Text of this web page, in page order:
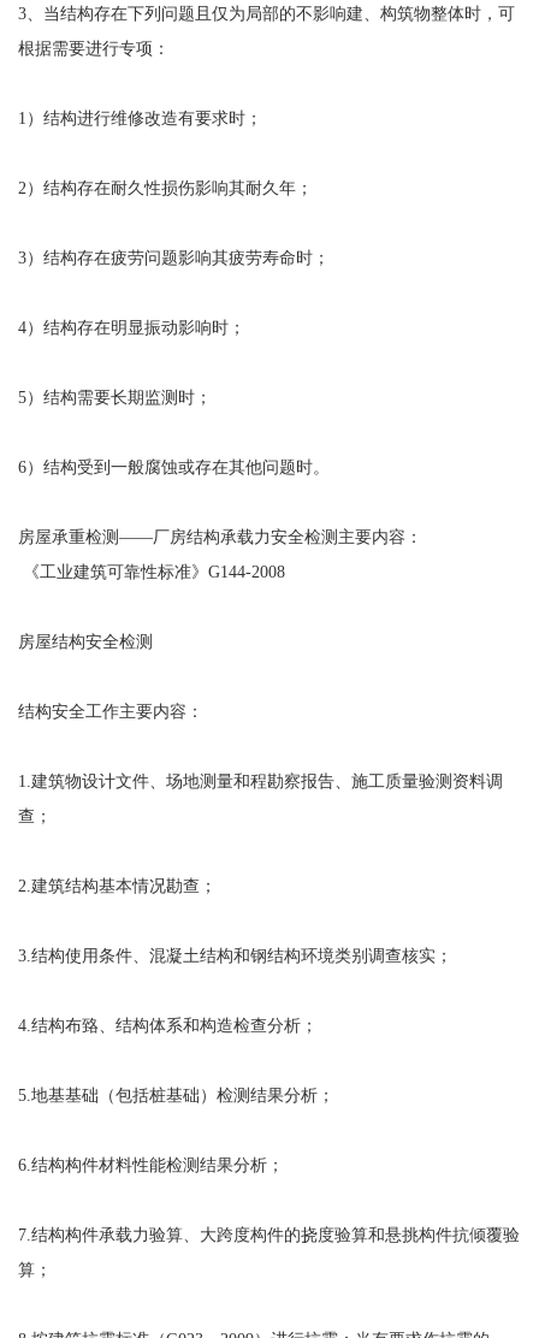
3、当结构存在下列问题且仅为局部的不影响建、构筑物整体时，可
根据需要进行专项：
1）结构进行维修改造有要求时；
2）结构存在耐久性损伤影响其耐久年；
3）结构存在疲劳问题影响其疲劳寿命时；
4）结构存在明显振动影响时；
5）结构需要长期监测时；
6）结构受到一般腐蚀或存在其他问题时。
房屋承重检测——厂房结构承载力安全检测主要内容：
《工业建筑可靠性标准》G144-2008
房屋结构安全检测
结构安全工作主要内容：
1.建筑物设计文件、场地测量和程勘察报告、施工质量验测资料调
查；
2.建筑结构基本情况勘查；
3.结构使用条件、混凝土结构和钢结构环境类别调查核实；
4.结构布臵、结构体系和构造检查分析；
5.地基基础（包括桩基础）检测结果分析；
6.结构构件材料性能检测结果分析；
7.结构构件承载力验算、大跨度构件的挠度验算和悬挑构件抗倾覆验
算；